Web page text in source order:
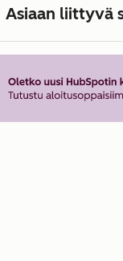
Asiaan liittyvä